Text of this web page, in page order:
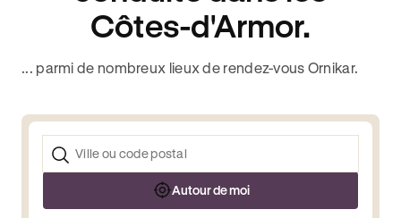
Côtes-d'Armor.
... parmi de nombreux lieux de rendez-vous Ornikar.
Autour de moi